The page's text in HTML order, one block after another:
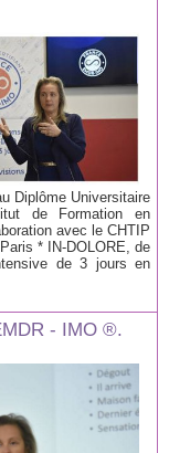
Diplôme Universitaire
de Formation en
avec le CHTIP
* IN-DOLORE, de
de 3 jours en
- IMO ®.